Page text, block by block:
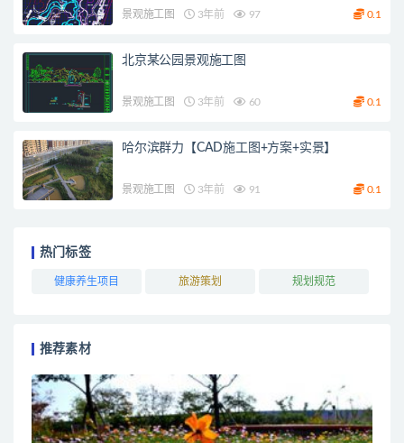
景观施工图 3年前 97 0.1
北京某公园景观施工图
景观施工图 3年前 60 0.1
哈尔滨群力【CAD施工图+方案+实景】
景观施工图 3年前 91 0.1
热门标签
健康养生项目 旅游策划 规划规范
推荐素材